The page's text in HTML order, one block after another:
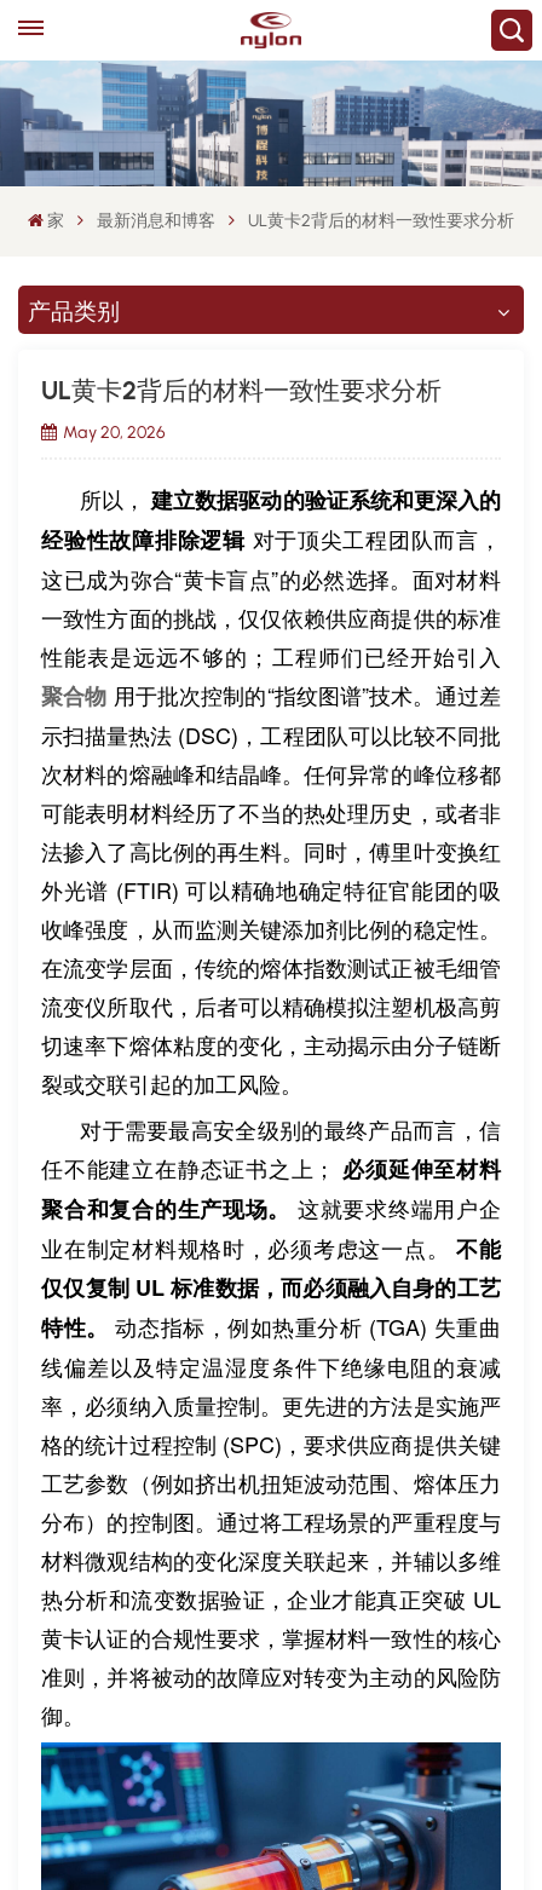
家 最新消息和博客 UL黄卡2背后的材料一致性要求分析
产品类别
UL黄卡2背后的材料一致性要求分析
May 20, 2026
所以， 建立数据驱动的验证系统和更深入的
经验性故障排除逻辑对于顶尖工程团队而言，
这已成为弥合“黄卡盲点”的必然选择。面对材料
一致性方面的挑战，仅仅依赖供应商提供的标准
性能表是远远不够的；工程师们已经开始引入
聚合物 用于批次控制的“指纹图谱”技术。通过差
示扫描量热法 (DSC)，工程团队可以比较不同批
次材料的熔融峰和结晶峰。任何异常的峰位移都
可能表明材料经历了不当的热处理历史，或者非
法掺入了高比例的再生料。同时，傅里叶变换红
外光谱 (FTIR) 可以精确地确定特征官能团的吸
收峰强度，从而监测关键添加剂比例的稳定性。
在流变学层面，传统的熔体指数测试正被毛细管
流变仪所取代，后者可以精确模拟注塑机极高剪
切速率下熔体粘度的变化，主动揭示由分子链断
裂或交联引起的加工风险。
对于需要最高安全级别的最终产品而言，信
任不能建立在静态证书之上； 必须延伸至材料
聚合和复合的生产现场。
这就要求终端用户企
业在制定材料规格时，必须考虑这一点。不能
仅仅复制 UL 标准数据，而必须融入自身的工艺
特性。动态指标，例如热重分析 (TGA) 失重曲
线偏差以及特定温湿度条件下绝缘电阻的衰减
率，必须纳入质量控制。更先进的方法是实施严
格的统计过程控制 (SPC)，要求供应商提供关键
工艺参数（例如挤出机扭矩波动范围、熔体压力
分布）的控制图。通过将工程场景的严重程度与
材料微观结构的变化深度关联起来，并辅以多维
热分析和流变数据验证，企业才能真正突破 UL
黄卡认证的合规性要求，掌握材料一致性的核心
准则，并将被动的故障应对转变为主动的风险防
御。